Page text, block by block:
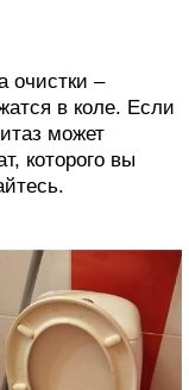
очистки –
в коле. Если
может
которого вы